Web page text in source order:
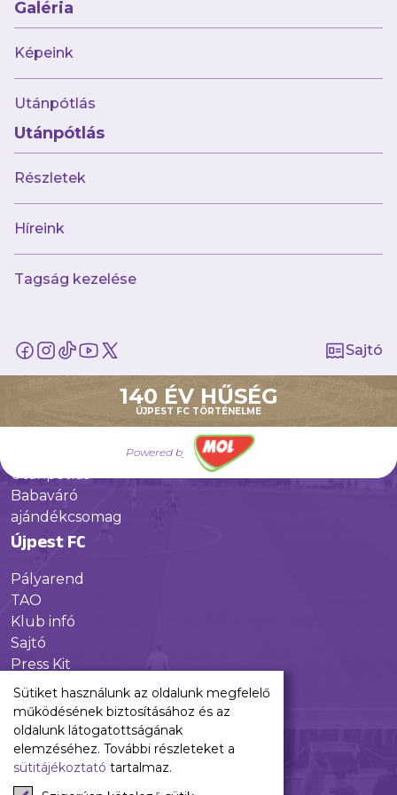
Galéria
Képeink
Utánpótlás
Utánpótlás
Részletek
Híreink
Tagság kezelése
Sajtó
140 ÉV HŰSÉG
ÚJPEST FC TÖRTÉNELME
Powered by
augusztus 3.
Tizenöt éves gólvágóval erősített női
csapatunk
Történelmünk
Meccseink
Utánpótlás
Babaváró
ajándékcsomag
Újpest FC
Pályarend
TAO
Klub infó
Sajtó
Press Kit
Újpest FC Shop
Digitális felületeink
Facebook
Instagram
Tiktok
Sütiket használunk az oldalunk megfelelő
működésének biztosításához és az
oldalunk látogatottságának
elemzéséhez. További részleteket a
sütitájékoztató tartalmaz.